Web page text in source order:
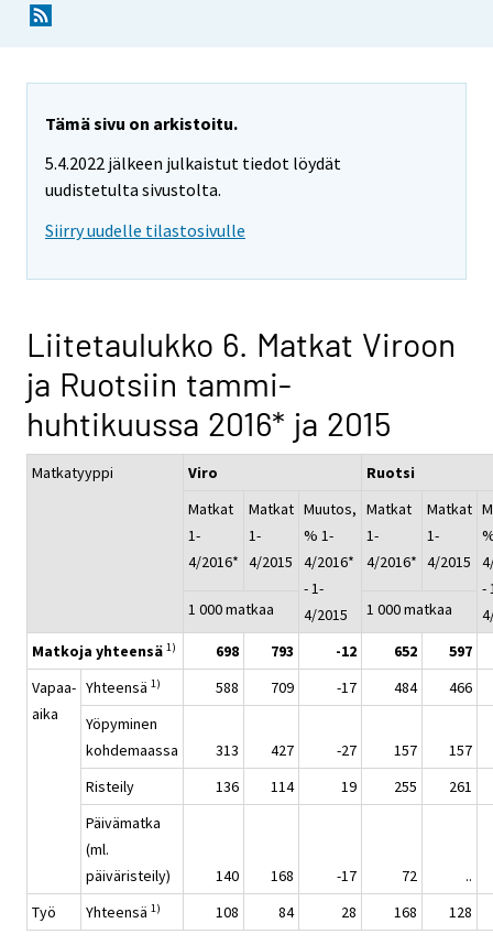
Tämä sivu on arkistoitu.
5.4.2022 jälkeen julkaistut tiedot löydät
uudistetulta sivustolta.
Siirry uudelle tilastosivulle
Liitetaulukko 6. Matkat Viroon
ja Ruotsiin tammi-
huhtikuussa 2016* ja 2015
Matkatyyppi Viro
Ruotsi
Matkat
1-
4/2016*
Matkat
1-
4/2015
Muutos,
% 1-
4/2016*
- 1-
4/2015
Matkat
1-
4/2016*
Matkat
1-
4/2015
-
1 000 matkaa 1 000 matkaa
Matkoja yhteensä 1) 698 793 -12 652
597
Vapaa-
aika
Yhteensä 1) 588 709 -17 484
466
Yöpyminen
kohdemaassa
313 427 -27 157
157
Risteily
136 114 19 255
261
Päivämatka
(ml.
päiväristeily)
140 168 -17 72
..
Työ
Yhteensä 1) 108 84 28 168 128